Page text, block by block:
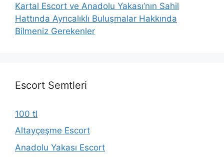
Kartal Escort ve Anadolu Yakası’nın Sahil
Hattında Ayrıcalıklı Buluşmalar Hakkında
Bilmeniz Gerekenler
Escort Semtleri
100 tl
Altayçeşme Escort
Anadolu Yakası Escort